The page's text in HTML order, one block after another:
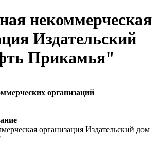
некоммерческая
Издательский
Прикамья"
организаций
организация Издательский дом